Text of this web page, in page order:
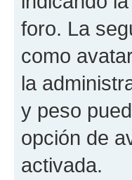
foro. La
como
la
y peso
opción de
activada.